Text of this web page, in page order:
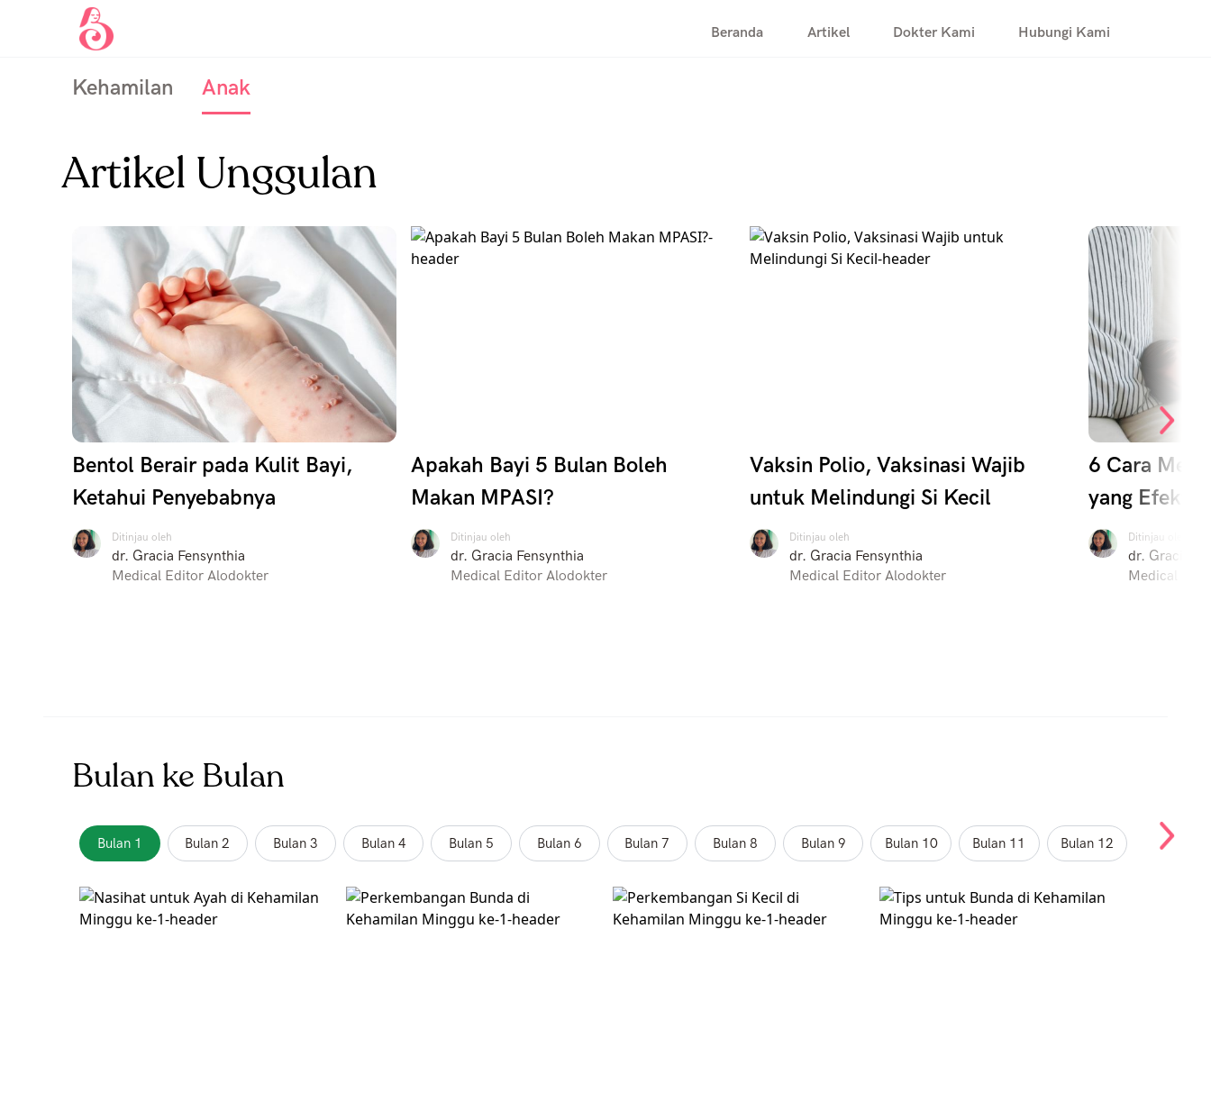
Beranda Artikel Dokter Kami Hubungi Kami
Kehamilan Anak
Artikel Unggulan
Bentol Berair pada Kulit Bayi,
Ketahui Penyebabnya
Ditinjau oleh
dr. Gracia Fensynthia
Medical Editor Alodokter
Apakah Bayi 5 Bulan Boleh
Makan MPASI?
Ditinjau oleh
dr. Gracia Fensynthia
Medical Editor Alodokter
Vaksin Polio, Vaksinasi Wajib
untuk Melindungi Si Kecil
Ditinjau oleh
dr. Gracia Fensynthia
Medical Editor Alodokter
6 Cara
yang Efektif
Ditinjau oleh
dr. Gracia
Medical
Bulan ke Bulan
Bulan 1 Bulan 2 Bulan 3 Bulan 4 Bulan 5 Bulan 6 Bulan 7 Bulan 8 Bulan 9 Bulan 10 Bulan 11 Bulan 12